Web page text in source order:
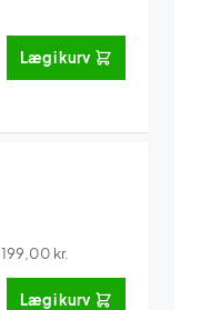
Læg i kurv
199,00 kr.
Læg i kurv